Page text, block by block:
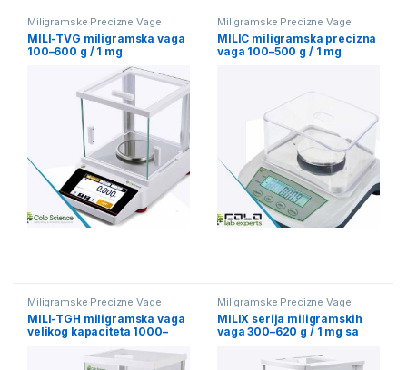
Miligramske Precizne Vage
MILI-TVG miligramska vaga
100–600 g / 1 mg
Miligramske Precizne Vage
MILIC miligramska precizna
vaga 100–500 g / 1 mg
Miligramske Precizne Vage
MILI-TGH miligramska vaga
velikog kapaciteta 1000–
Miligramske Precizne Vage
MILIX serija miligramskih
vaga 300–620 g / 1 mg sa
mernom ćelijom